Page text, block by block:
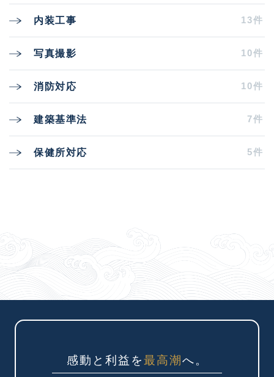
内装工事 13件
写真撮影 10件
消防対応 10件
建築基準法 7件
保健所対応 5件
感動と利益を最高潮へ。